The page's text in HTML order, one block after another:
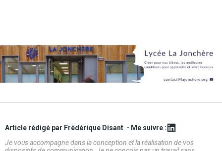
Article rédigé par Frédérique Disant - Me suivre :
Je vous accompagne dans la conception et la réalisation de vos